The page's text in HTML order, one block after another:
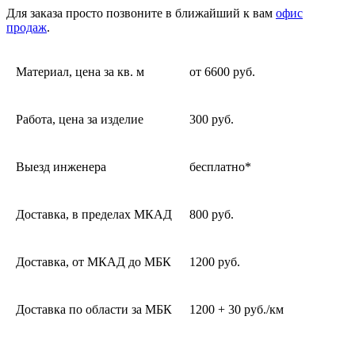
Для заказа просто позвоните в ближайший к вам офис
продаж.
Материал, цена за кв. м от 6600 руб.
Работа, цена за изделие 300 руб.
Выезд инженера бесплатно*
Доставка, в пределах МКАД 800 руб.
Доставка, от МКАД до МБК 1200 руб.
Доставка по области за МБК 1200 + 30 руб./км